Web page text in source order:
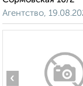
Агентство,
‹